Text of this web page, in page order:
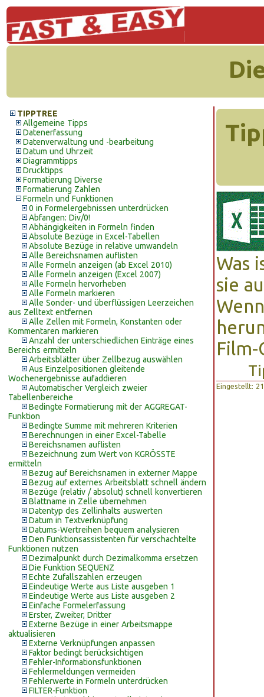
TIPPTREE
Allgemeine Tipps
Datenerfassung
Datenverwaltung und -bearbeitung
Datum und Uhrzeit
Diagrammtipps
Drucktipps
Formatierung Diverse
Formatierung Zahlen
Formeln und Funktionen
0 in Formelergebnissen unterdrücken
Abfangen: Div/0!
Abhängigkeiten in Formeln finden
Absolute Bezüge in Excel-Tabellen
Absolute Bezüge in relative umwandeln
Alle Bereichsnamen auflisten
Alle Formeln anzeigen (ab Excel 2010)
Alle Formeln anzeigen (Excel 2007)
Alle Formeln hervorheben
Alle Formeln markieren
Alle Sonder- und überflüssigen Leerzeichen
aus Zelltext entfernen
Alle Zellen mit Formeln, Konstanten oder
Kommentaren markieren
Anzahl der unterschiedlichen Einträge eines
Bereichs ermitteln
Arbeitsblätter über Zellbezug auswählen
Aus Einzelpositionen gleitende
Wochenergebnisse aufaddieren
Automatischer Vergleich zweier
Tabellenbereiche
Bedingte Formatierung mit der AGGREGAT-
Funktion
Bedingte Summe mit mehreren Kriterien
Berechnungen in einer Excel-Tabelle
Bereichsnamen auflisten
Bezeichnung zum Wert von KGRÖSSTE
ermitteln
Bezug auf Bereichsnamen in externer Mappe
Bezug auf externes Arbeitsblatt schnell ändern
Bezüge (relativ / absolut) schnell konvertieren
Blattname in Zelle übernehmen
Datentyp des Zellinhalts auswerten
Datum in Textverknüpfung
Datums-Wertreihen bequem analysieren
Den Funktionsassistenten für verschachtelte
Funktionen nutzen
Dezimalpunkt durch Dezimalkomma ersetzen
Die Funktion SEQUENZ
Echte Zufallszahlen erzeugen
Eindeutige Werte aus Liste ausgeben 1
Eindeutige Werte aus Liste ausgeben 2
Einfache Formelerfassung
Erster, Zweiter, Dritter
Externe Bezüge in einer Arbeitsmappe
aktualisieren
Externe Verknüpfungen anpassen
Faktor bedingt berücksichtigen
Fehler-Informationsfunktionen
Fehlermeldungen vermeiden
Fehlerwerte in Formeln unterdrücken
FILTER-Funktion
Was
sie
Eingestellt: